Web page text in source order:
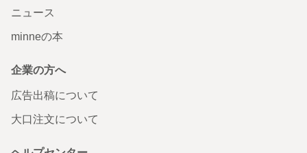
ニュース
minneの本
企業の方へ
広告出稿について
大口注文について